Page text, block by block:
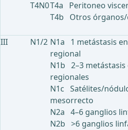
T4N0T4a Peritoneo
T4b Otros
III N1/2 N1a 1 metástasis
regional
N1b 2–3
regionales
N1c Satélites/
mesorrecto
N2a 4–6 ganglios
N2b >6 ganglios